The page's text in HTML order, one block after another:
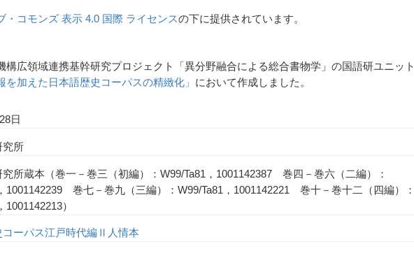
・コモンズ 表示 4.0 国際 ライセンスの下に提供されています。
構広領域連携基幹研究プロジェクト「異分野融合による総合書物学」の国語研ユニット
を加えた日本語歴史コーパスの精緻化」 において作成しました。
日
究所
究所蔵本（巻一－巻三（初編）：W99/Ta81，1001142387 巻四－巻六（二編）：
1001142239 巻七－巻九（三編）：W99/Ta81，1001142221 巻十－巻十二（四編）：
1001142213）
コーパス江戸時代編Ⅱ人情本